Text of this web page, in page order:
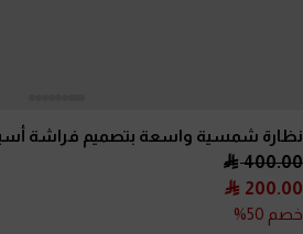
نظارة شمسية واسعة بتصميم فراشة
400.00
200.00
خصم 50%